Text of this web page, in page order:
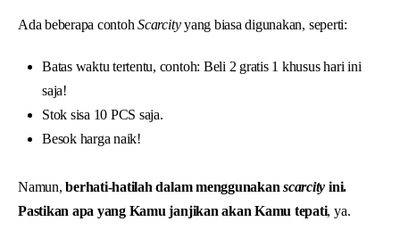
Ada beberapa contohScarcityyang biasa digunakan, seperti:
Batas waktu tertentu, contoh: Beli 2 gratis 1 khusus hari ini
saja!
Stok sisa 10 PCS saja.
Besok harga naik!
Namun, berhati-hatilah dalam menggunakanscarcityini.
Pastikan apa yang Kamu janjikan akan Kamu tepati, ya.